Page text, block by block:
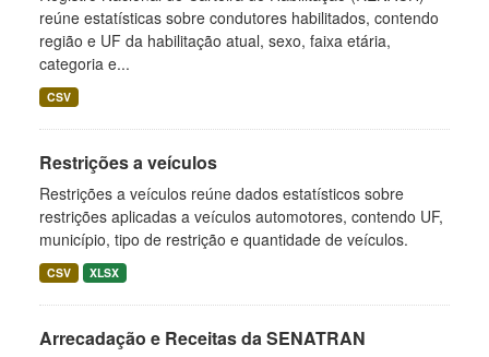
reúne estatísticas sobre condutores habilitados, contendo
região e UF da habilitação atual, sexo, faixa etária,
categoria e...
CSV
Restrições a veículos
Restrições a veículos reúne dados estatísticos sobre
restrições aplicadas a veículos automotores, contendo UF,
município, tipo de restrição e quantidade de veículos.
CSV XLSX
Arrecadação e Receitas da SENATRAN